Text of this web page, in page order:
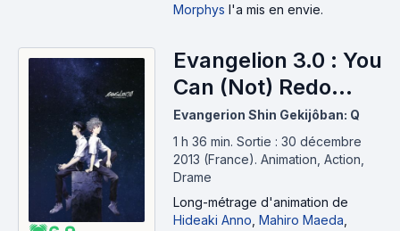
Morphys l'a mis en envie.
Evangelion 3.0 : You
Can (Not) Redo
(2012)
Evangerion Shin Gekijôban: Q
1 h 36 min. Sortie : 30 décembre
2013 (France). Animation, Action,
Drame
Long-métrage d'animation de
Hideaki Anno Mahiro Maeda